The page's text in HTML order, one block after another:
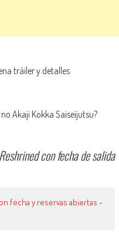
tráiler y detalles
Akaji Kokka Saiseijutsu?
con fecha de salida
fecha y reservas abiertas -